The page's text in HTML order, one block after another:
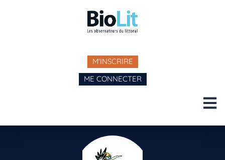
M'INSCRIRE
ME CONNECTER